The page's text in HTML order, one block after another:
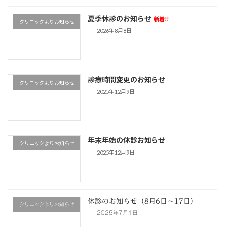
クリニックよりお知らせ 夏季休診のお知らせ 新着!!
2026年8月8日
クリニックよりお知らせ 診療時間変更のお知らせ
2025年12月9日
クリニックよりお知らせ 年末年始の休診お知らせ
2025年12月9日
クリニックよりお知らせ 休診のお知らせ（8月6日〜17日）
2025年7月1日